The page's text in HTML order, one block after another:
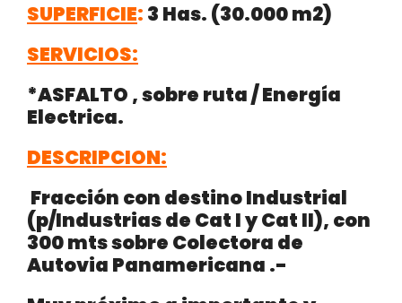
SUPERFICIE: 3 Has. (30.000 m2)
SERVICIOS:
*ASFALTO , sobre ruta / Energía
Electrica.
DESCRIPCION:
Fracción con destino Industrial
(p/Industrias de Cat I yCat II), con
300mtssobre Colectora de
Autovia Panamericana .-